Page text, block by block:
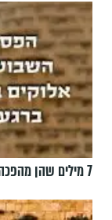
7 מילים שהן מהפכה